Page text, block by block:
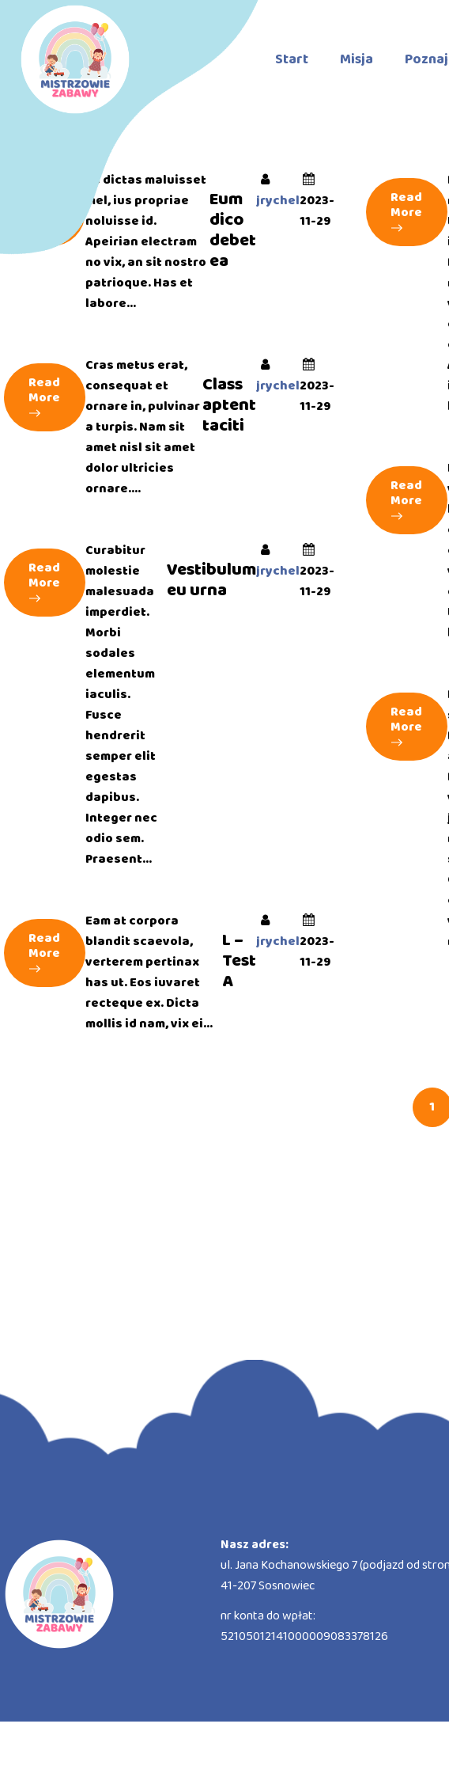
Start Misja
2023-
11-29
jrychel
Eum
dico
debet
ea
Ea dictas maluisset
mel, ius propriae
noluisse id.
Apeirian electram
no vix, an sit nostro
patrioque. Has et
labore...
Read
More
2023-
11-29
jrychel
Class
aptent
taciti
Cras metus erat,
consequat et
ornare in, pulvinar
a turpis. Nam sit
amet nisl sit amet
dolor ultricies
ornare....
Read
More
Read
More
2023-
11-29
jrychel
Vestibulum
eu urna
Curabitur
molestie
malesuada
imperdiet.
Morbi
sodales
elementum
iaculis.
Fusce
hendrerit
semper elit
egestas
dapibus.
Integer nec
odio sem.
Praesent...
Read
More
Read
More
2023-
11-29
jrychel
L –
Test
A
Eam at corpora
blandit scaevola,
verterem pertinax
has ut. Eos iuvaret
recteque ex. Dicta
mollis id nam, vix ei...
Read
More
1
Nasz adres:
ul. Jana Kochanowskiego 7 (podjazd od
41-207 Sosnowiec
nr konta do wpłat:
52105012141000009083378126